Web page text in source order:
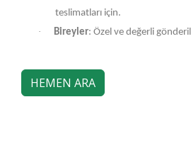
teslimatları için.
·
Bireyler: Özel ve değerli
HEMEN ARA